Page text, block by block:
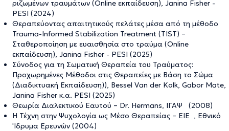
ριζωμένων τραυμάτων (Online εκπαίδευση), Janina Fisher -
PESI (2024)
Θεραπεύοντας απαιτητικούς πελάτες μέσα από τη μέθοδο
Trauma-Informed Stabilization Treatment (TIST) –
Σταθεροποίηση με ευαισθησία στο τραύμα (Online
εκπαίδευση), Janina Fisher - PESI (2025)
Σύνοδος για τη Σωματική Θεραπεία του Τραύματος:
Προχωρημένες Μέθοδοι στις Θεραπείες με Βάση το Σώμα
(Διαδικτυακή Εκπαίδευση)), Bessel Van der Kolk, Gabor Mate,
Janina Fisher κ.α. PESI (2025)
Θεωρία Διαλεκτικού Εαυτού – Dr. Hermans, ΙΓΑΨ (2008)
Η Τέχνη στην Ψυχολογία ως Μέσο Θεραπείας – ΕΙΕ , Εθνικό
'Ιδρυμα Ερευνών (2004)